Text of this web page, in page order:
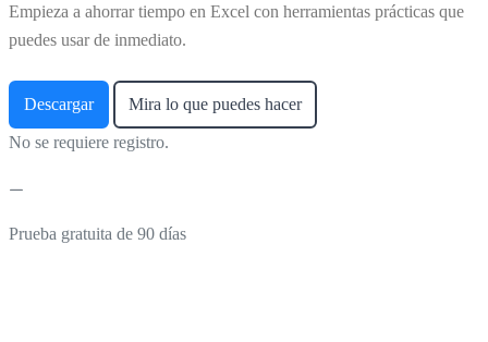
Empieza a ahorrar tiempo en Excel con herramientas prácticas que
puedes usar de inmediato.
Descargar Mira lo que puedes hacer
No se requiere registro.
Prueba gratuita de 90 días